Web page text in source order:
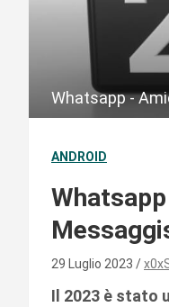
Whatsapp -
ANDROID
29 Luglio 2023
Il 2023 è stato